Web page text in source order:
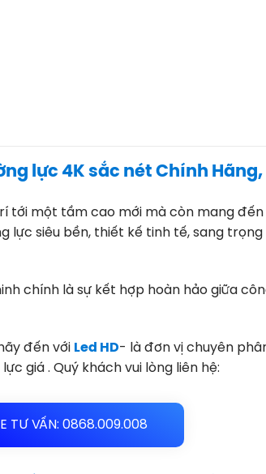
lực 4K sắc nét Chính
tới một tầm cao mới mà còn mang
lực siêu bền, thiết kế tinh tế, sang
chính là sự kết hợp hoàn hảo giữa
đến với Led HD- là đơn vị chuyên
giá . Quý khách vui lòng liên hệ:
TƯ VẤN: 0868.009.008